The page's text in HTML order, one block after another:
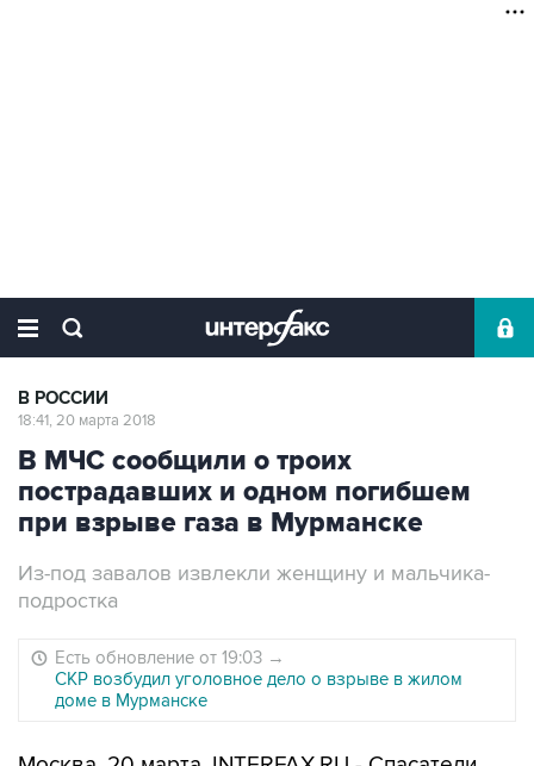
В РОССИИ
18:41, 20 марта 2018
В МЧС сообщили о троих
пострадавших и одном погибшем
при взрыве газа в Мурманске
Из-под завалов извлекли женщину и мальчика-
подростка
Есть обновление от 19:03 →
СКР возбудил уголовное дело о взрыве в жилом
доме в Мурманске